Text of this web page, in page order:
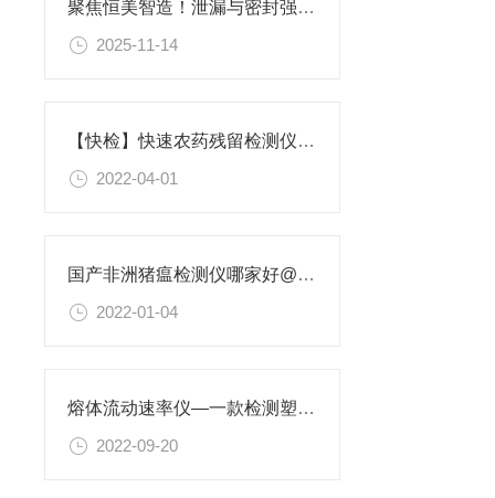
聚焦恒美智造！泄漏与密封强度测试仪核心技术+行业标准深度解析
2025-11-14
【快检】快速农药残留检测仪应该怎样维护-2022让人们吃的放心
2022-04-01
国产非洲猪瘟检测仪哪家好@2022非洲猪瘟PCR检测仪价格
2022-01-04
熔体流动速率仪—一款检测塑胶流动速率的仪器@2022已上线
2022-09-20